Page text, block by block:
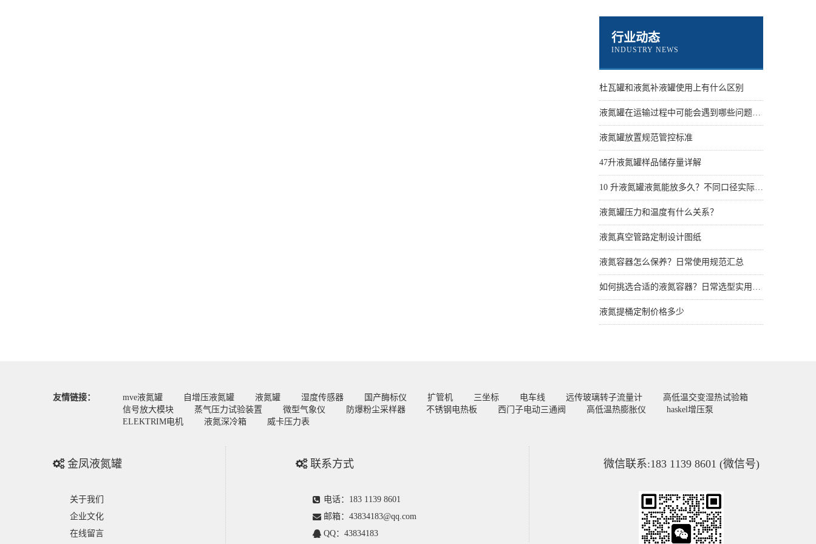
行业动态
INDUSTRY NEWS
杜瓦罐和液氮补液罐使用上有什么区别
液氮罐在运输过程中可能会遇到哪些问题？怎么解决
液氮罐放置规范管控标准
47升液氮罐样品储存量详解
10 升液氮罐液氮能放多久？不同口径实际保存天数
液氮罐压力和温度有什么关系？
液氮真空管路定制设计图纸
液氮容器怎么保养？日常使用规范汇总
如何挑选合适的液氮容器？日常选型实用技巧
液氮提桶定制价格多少
友情链接： mve液氮罐 自增压液氮罐 液氮罐 湿度传感器 国产酶标仪 扩管机 三坐标 电车线 远传玻璃转子流量计
高低温交变湿热试验箱
信号放大模块
蒸气压力试验装置 微型气象仪 防爆粉尘采样器 不锈钢电热板 西门子电动三通阀 高低温热膨胀仪
haskel增压泵
ELEKTRIM电机
液氮深冷箱 威卡压力表
金凤液氮罐
关于我们
企业文化
在线留言
联系方式
电话：183 1139 8601
邮箱：43834183@qq.com
QQ：43834183
微信联系:183 1139 8601 (微信号)